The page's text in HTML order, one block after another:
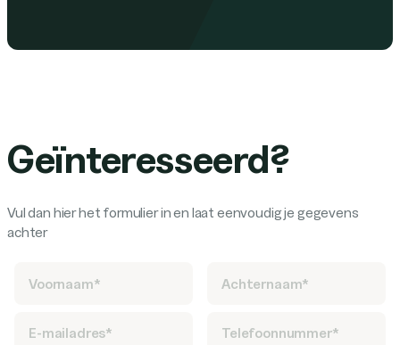
Geïnteresseerd?
Vul dan hier het formulier in en laat eenvoudig je gegevens
achter